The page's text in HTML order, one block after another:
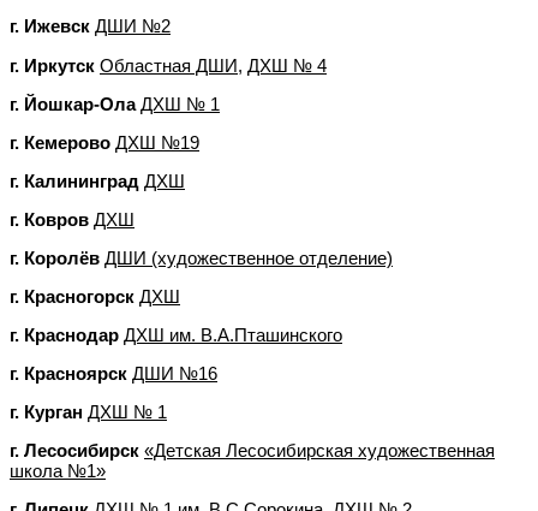
г. Ижевск ДШИ №2
г. Иркутск Областная ДШИ, ДХШ № 4
г. Йошкар-Ола ДХШ № 1
г. Кемерово ДХШ №19
г. Калининград ДХШ
г. Ковров ДХШ
г. Королёв ДШИ (художественное отделение)
г. Красногорск ДХШ
г. Краснодар ДХШ им. В.А.Пташинского
г. Красноярск ДШИ №16
г. Курган ДХШ № 1
г. Лесосибирск «Детская Лесосибирская художественная
школа №1»